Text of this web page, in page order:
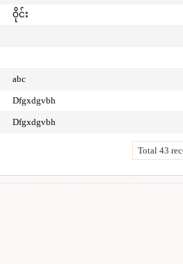
ဝိုင်း
abc
Dfgxdgvbh
Dfgxdgvbh
Total 43